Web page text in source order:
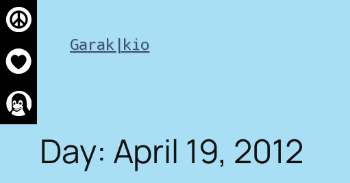
Skip
to
content
Garak|kio
Day: April 19, 2012